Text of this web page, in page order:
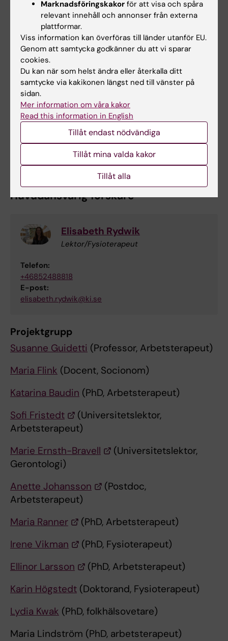
personer.
Genomförande
Den multiprofessionella projektgruppen
består av arbetsterapeuter, fysioterapeuter,
socionom, sjuksköterska och en
implementeringsforskare, alla väl erfarna
forskare i den design som används i detta
projekt. Samarbete med
rehabiliteringsenheter på alla platser pågår
och kommer att fördjupas ytterligare.
Huvudansvarig forskare
Elisabeth Rydwik
Lektor/Fysioterapeut
Telefon:
+46852488818
E-post:
elisabeth.rydwik@ki.se
Projektgrupp
Susanne Guidetti (Professor, Arbetsterapeut)
Maria Flink (Docent, Socionom)
Katarina Baudin (PhD, Arbetsterapeut)
Sofi Fristedt
(Universitetslektor,
Arbetsterapeut)
Marie Ernsth-Bravell
(Universitetslektor,
Gerontologi)
Anette Johansson
(Postdoc,
Arbetsterapeut)
Maria Ranner
(PhD, Arbetsterapeut)
Irene Vikman
(PhD, Fysioterapeut)
Ellinor Larsson
(PhD, Arbetsterapeut)
Karin Högstedt (Doktorand, Fysioterapeut)
Lydia Kwak (PhD, folkhälsovetare)
Maria Lindström (PhD, arbetsterapeut)
Marknadsföringskakor för att visa och spåra
relevant innehåll och annonser från externa
plattformar.
Viss information kan överföras till länder utanför EU.
Genom att samtycka godkänner du att vi sparar
cookies.
Du kan när som helst ändra eller återkalla ditt
samtycke via kakikonen längst ned till vänster på
sidan.
Mer information om våra kakor
Read this information in English
Tillåt endast nödvändiga
Tillåt mina valda kakor
Tillåt alla